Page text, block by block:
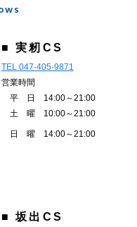
■ 実籾CS
TEL 047-405-9871
営業時間
平 日 14:00～21:00
土 曜 10:00～21:00
日 曜 14:00～21:00
■ 坂出CS